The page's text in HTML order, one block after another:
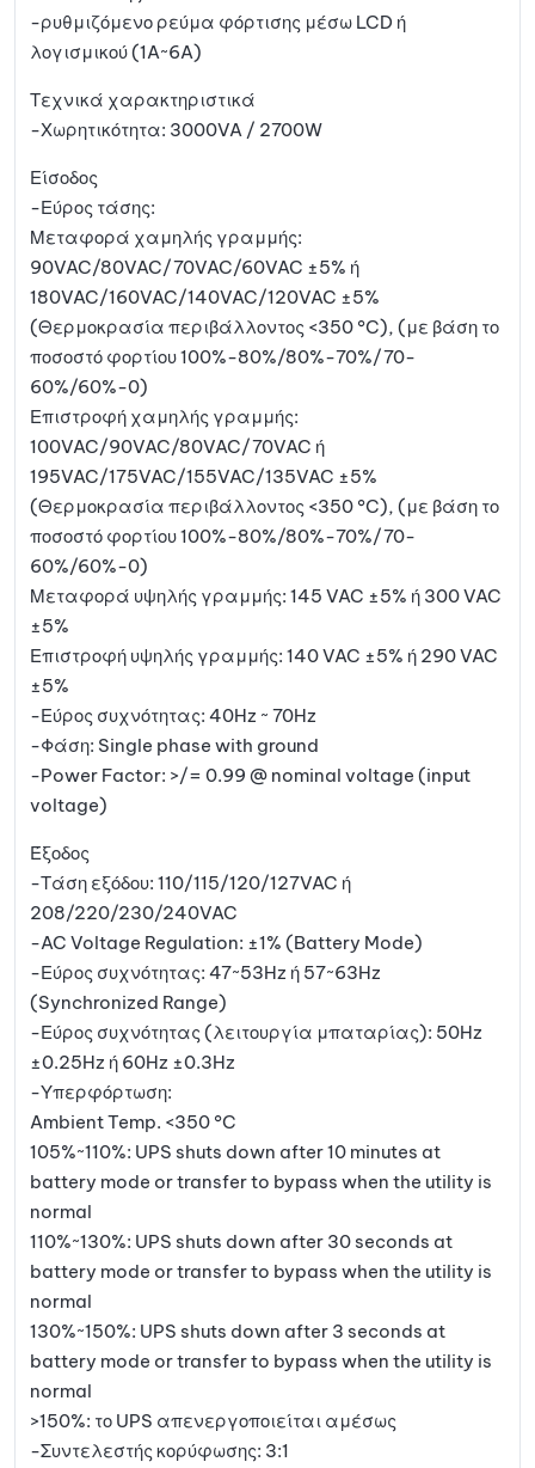
-ρυθμιζόμενο ρεύμα φόρτισης μέσω LCD ή
λογισμικού (1A~6A)
Τεχνικά χαρακτηριστικά
-Χωρητικότητα: 3000VA / 2700W
Είσοδος
-Εύρος τάσης:
Μεταφορά χαμηλής γραμμής:
90VAC/80VAC/70VAC/60VAC ±5% ή
180VAC/160VAC/140VAC/120VAC ±5%
(Θερμοκρασία περιβάλλοντος <350 °C), (με βάση το
ποσοστό φορτίου 100%-80%/80%-70%/70-
60%/60%-0)
Επιστροφή χαμηλής γραμμής:
100VAC/90VAC/80VAC/70VAC ή
195VAC/175VAC/155VAC/135VAC ±5%
(Θερμοκρασία περιβάλλοντος <350 °C), (με βάση το
ποσοστό φορτίου 100%-80%/80%-70%/70-
60%/60%-0)
Μεταφορά υψηλής γραμμής: 145 VAC ±5% ή 300 VAC
±5%
Επιστροφή υψηλής γραμμής: 140 VAC ±5% ή 290 VAC
±5%
-Εύρος συχνότητας: 40Hz ~ 70Hz
-Φάση: Single phase with ground
-Power Factor: >/= 0.99 @ nominal voltage (input
voltage)
Έξοδος
-Τάση εξόδου: 110/115/120/127VAC ή
208/220/230/240VAC
-AC Voltage Regulation: ±1% (Battery Mode)
-Εύρος συχνότητας: 47~53Hz ή 57~63Hz
(Synchronized Range)
-Εύρος συχνότητας (λειτουργία μπαταρίας): 50Hz
±0.25Hz ή 60Hz ±0.3Hz
-Υπερφόρτωση:
Ambient Temp. <350 °C
105%~110%: UPS shuts down after 10 minutes at
battery mode or transfer to bypass when the utility is
normal
110%~130%: UPS shuts down after 30 seconds at
battery mode or transfer to bypass when the utility is
normal
130%~150%: UPS shuts down after 3 seconds at
battery mode or transfer to bypass when the utility is
normal
>150%: το UPS απενεργοποιείται αμέσως
-Συντελεστής κορύφωσης: 3:1